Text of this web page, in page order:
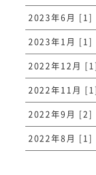
2023年6月 [1]
2023年1月 [1]
2022年12月 [1]
2022年11月 [1]
2022年9月 [2]
2022年8月 [1]